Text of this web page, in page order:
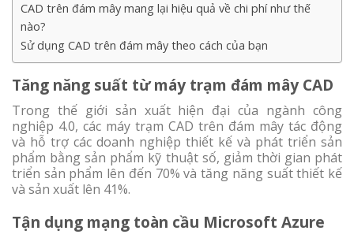
CAD trên đám mây mang lại hiệu quả về chi phí như thế
nào?
Sử dụng CAD trên đám mây theo cách của bạn
Tăng năng suất từ máy trạm đám mây CAD
Trong thế giới sản xuất hiện đại của ngành công
nghiệp 4.0, các máy trạm CAD trên đám mây tác động
và hỗ trợ các doanh nghiệp thiết kế và phát triển sản
phẩm bằng sản phẩm kỹ thuật số, giảm thời gian phát
triển sản phẩm lên đến 70% và tăng năng suất thiết kế
và sản xuất lên 41%.
Tận dụng mạng toàn cầu Microsoft Azure